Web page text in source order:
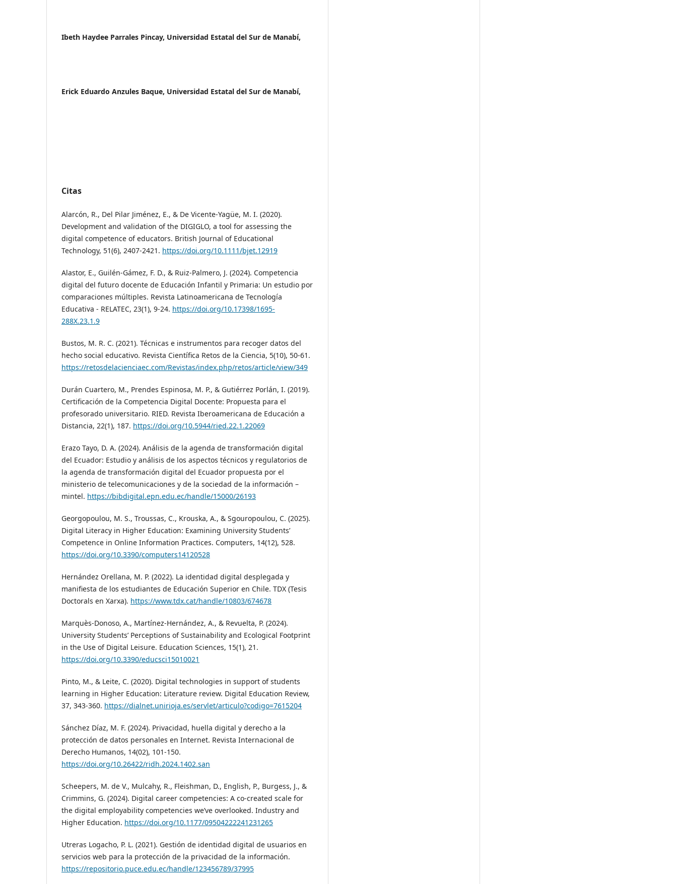
Ibeth Haydee Parrales Pincay, Universidad Estatal del Sur de Manabí,
Erick Eduardo Anzules Baque, Universidad Estatal del Sur de Manabí,
Citas
Alarcón, R., Del Pilar Jiménez, E., & De Vicente‐Yagüe, M. I. (2020).
Development and validation of the DIGIGLO, a tool for assessing the
digital competence of educators. British Journal of Educational
Technology, 51(6), 2407-2421. https://doi.org/10.1111/bjet.12919
Alastor, E., Guilén-Gámez, F. D., & Ruiz-Palmero, J. (2024). Competencia
digital del futuro docente de Educación Infantil y Primaria: Un estudio por
comparaciones múltiples. Revista Latinoamericana de Tecnología
Educativa - RELATEC, 23(1), 9-24. https://doi.org/10.17398/1695-
288X.23.1.9
Bustos, M. R. C. (2021). Técnicas e instrumentos para recoger datos del
hecho social educativo. Revista Científica Retos de la Ciencia, 5(10), 50-61.
https://retosdelacienciaec.com/Revistas/index.php/retos/article/view/349
Durán Cuartero, M., Prendes Espinosa, M. P., & Gutiérrez Porlán, I. (2019).
Certificación de la Competencia Digital Docente: Propuesta para el
profesorado universitario. RIED. Revista Iberoamericana de Educación a
Distancia, 22(1), 187. https://doi.org/10.5944/ried.22.1.22069
Erazo Tayo, D. A. (2024). Análisis de la agenda de transformación digital
del Ecuador: Estudio y análisis de los aspectos técnicos y regulatorios de
la agenda de transformación digital del Ecuador propuesta por el
ministerio de telecomunicaciones y de la sociedad de la información –
mintel. https://bibdigital.epn.edu.ec/handle/15000/26193
Georgopoulou, M. S., Troussas, C., Krouska, A., & Sgouropoulou, C. (2025).
Digital Literacy in Higher Education: Examining University Students’
Competence in Online Information Practices. Computers, 14(12), 528.
https://doi.org/10.3390/computers14120528
Hernández Orellana, M. P. (2022). La identidad digital desplegada y
manifiesta de los estudiantes de Educación Superior en Chile. TDX (Tesis
Doctorals en Xarxa). https://www.tdx.cat/handle/10803/674678
Marquès-Donoso, A., Martínez-Hernández, A., & Revuelta, P. (2024).
University Students’ Perceptions of Sustainability and Ecological Footprint
in the Use of Digital Leisure. Education Sciences, 15(1), 21.
https://doi.org/10.3390/educsci15010021
Pinto, M., & Leite, C. (2020). Digital technologies in support of students
learning in Higher Education: Literature review. Digital Education Review,
37, 343-360. https://dialnet.unirioja.es/servlet/articulo?codigo=7615204
Sánchez Díaz, M. F. (2024). Privacidad, huella digital y derecho a la
protección de datos personales en Internet. Revista Internacional de
Derecho Humanos, 14(02), 101-150.
https://doi.org/10.26422/ridh.2024.1402.san
Scheepers, M. de V., Mulcahy, R., Fleishman, D., English, P., Burgess, J., &
Crimmins, G. (2024). Digital career competencies: A co-created scale for
the digital employability competencies we’ve overlooked. Industry and
Higher Education. https://doi.org/10.1177/09504222241231265
Utreras Logacho, P. L. (2021). Gestión de identidad digital de usuarios en
servicios web para la protección de la privacidad de la información.
https://repositorio.puce.edu.ec/handle/123456789/37995